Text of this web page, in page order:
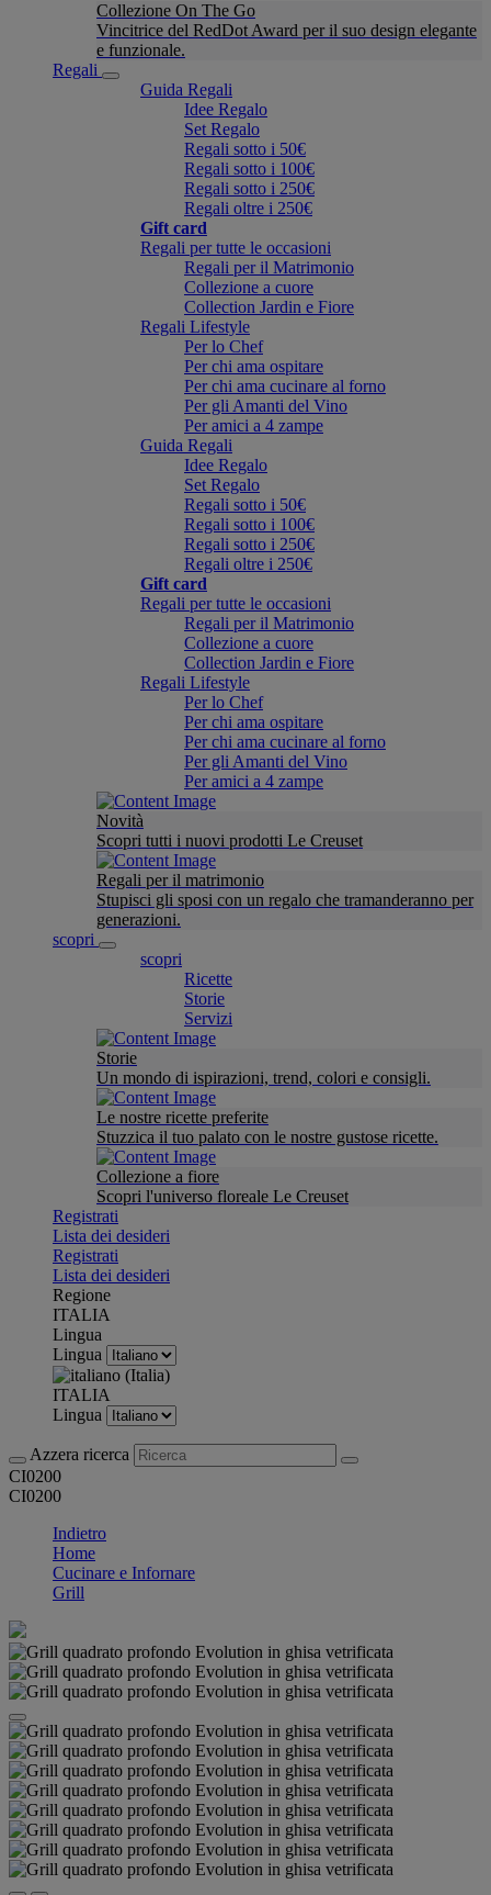
Collezione On The Go
Vincitrice del RedDot Award per il suo design elegante
e funzionale.
Regali
Guida Regali
Idee Regalo
Set Regalo
Regali sotto i 50€
Regali sotto i 100€
Regali sotto i 250€
Regali oltre i 250€
Gift card
Regali per tutte le occasioni
Regali per il Matrimonio
Collezione a cuore
Collection Jardin e Fiore
Regali Lifestyle
Per lo Chef
Per chi ama ospitare
Per chi ama cucinare al forno
Per gli Amanti del Vino
Per amici a 4 zampe
Guida Regali
Idee Regalo
Set Regalo
Regali sotto i 50€
Regali sotto i 100€
Regali sotto i 250€
Regali oltre i 250€
Gift card
Regali per tutte le occasioni
Regali per il Matrimonio
Collezione a cuore
Collection Jardin e Fiore
Regali Lifestyle
Per lo Chef
Per chi ama ospitare
Per chi ama cucinare al forno
Per gli Amanti del Vino
Per amici a 4 zampe
Novità
Scopri tutti i nuovi prodotti Le Creuset
Regali per il matrimonio
Stupisci gli sposi con un regalo che tramanderanno per
generazioni.
scopri
scopri
Ricette
Storie
Servizi
Storie
Un mondo di ispirazioni, trend, colori e consigli.
Le nostre ricette preferite
Stuzzica il tuo palato con le nostre gustose ricette.
Collezione a fiore
Scopri l'universo floreale Le Creuset
Registrati
Lista dei desideri
Registrati
Lista dei desideri
Regione
ITALIA
Lingua
Lingua
ITALIA
Lingua
Azzera ricerca
CI0200
CI0200
Indietro
Home
Cucinare e Infornare
Grill